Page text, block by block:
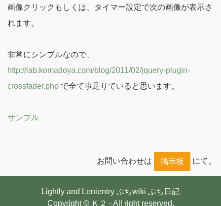
画像クリックもしくは、タイマー設定で次の画像が表示さ
れます。
非常にシンプルなので、
http://lab.komadoya.com/blog/2011/02/jquery-plugin-
crossfader.php で全て事足りていると思います。
サンプル
お問い合わせは 掲示板 にて。
Lightly and Lenientry ぷちwiki ぷち日記
Copyright © Ｋ２ - All right reserved.